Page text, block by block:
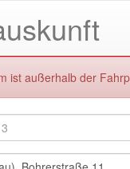
ist außerhalb der